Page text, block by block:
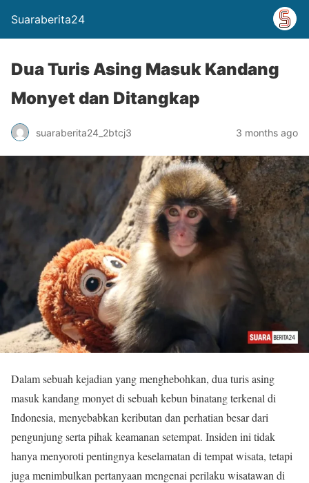
Suaraberita24
Dua Turis Asing Masuk Kandang
Monyet dan Ditangkap
suaraberita24_2btcj3 3 months ago
Dalam sebuah kejadian yang menghebohkan, dua turis asing
masuk kandang monyet di sebuah kebun binatang terkenal di
Indonesia, menyebabkan keributan dan perhatian besar dari
pengunjung serta pihak keamanan setempat. Insiden ini tidak
hanya menyoroti pentingnya keselamatan di tempat wisata, tetapi
juga menimbulkan pertanyaan mengenai perilaku wisatawan di